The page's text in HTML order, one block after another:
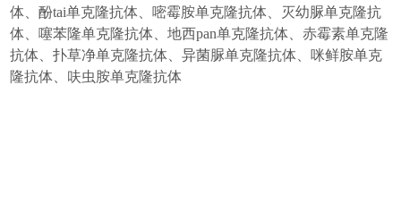
体 、酚tai单克隆抗体 嘧霉胺单克隆抗体 灭幼脲单克隆抗
体
噻苯隆单克隆抗体 、地西pan单克隆抗体 、赤霉素单克隆
抗体 、扑草净单克隆抗体 、异菌脲单克隆抗体 咪鲜胺单克
隆抗体 呋虫胺单克隆抗体